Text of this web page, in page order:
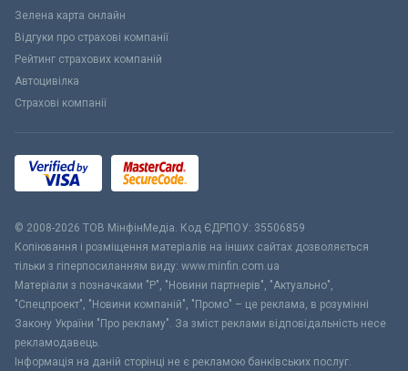
Зелена карта онлайн
Відгуки про страхові компанії
Рейтинг страхових компаній
Автоцивілка
Страхові компанії
© 2008-2026 ТОВ МiнфiнМедiа. Код ЄДРПОУ: 35506859
Копіювання і розміщення матеріалів на інших сайтах дозволяється
тільки з гіперпосиланням виду: www.minfin.com.ua
Матеріали з позначками "Р", "Новини партнерів", "Актуально",
"Спецпроект", "Новини компаній", "Промо" – це реклама, в розумінні
Закону України "Про рекламу". За зміст реклами відповідальність несе
рекламодавець.
Інформація на даній сторінці не є рекламою банківських послуг.